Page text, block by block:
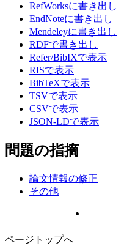
RefWorksに書き出し
EndNoteに書き出し
Mendeleyに書き出し
RDFで書き出し
Refer/BibIXで表示
RISで表示
BibTeXで表示
TSVで表示
CSVで表示
JSON-LDで表示
問題の指摘
論文情報の修正
その他
ページトップへ